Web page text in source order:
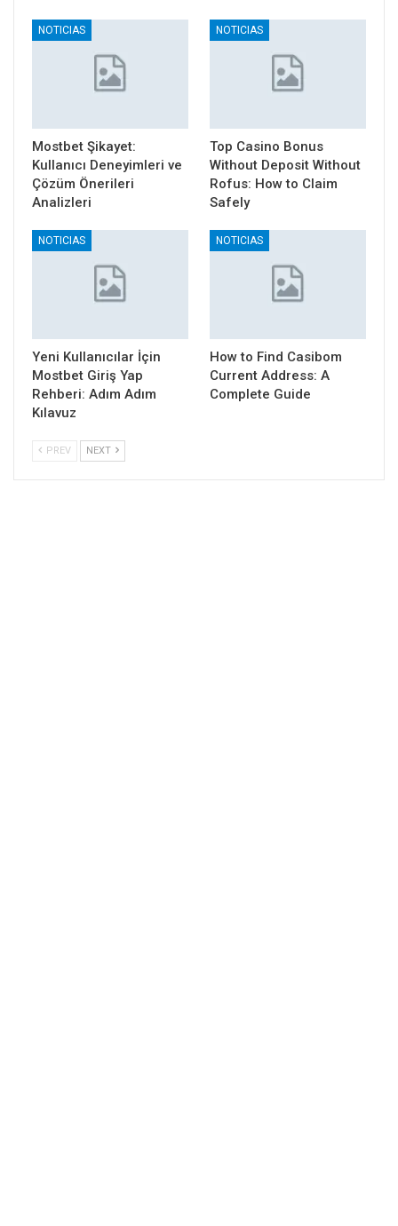
NOTICIAS
Mostbet Şikayet:
Kullanıcı Deneyimleri ve
Çözüm Önerileri
Analizleri
NOTICIAS
Top Casino Bonus
Without Deposit Without
Rofus: How to Claim
Safely
NOTICIAS
Yeni Kullanıcılar İçin
Mostbet Giriş Yap
Rehberi: Adım Adım
Kılavuz
NOTICIAS
How to Find Casibom
Current Address: A
Complete Guide
PREV NEXT